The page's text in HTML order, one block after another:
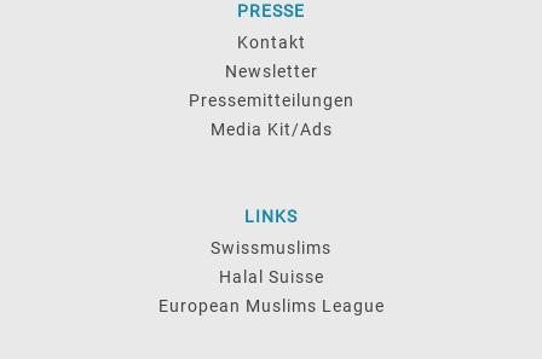
PRESSE
Kontakt
Newsletter
Pressemitteilungen
Media Kit/Ads
LINKS
Swissmuslims
Halal Suisse
European Muslims League